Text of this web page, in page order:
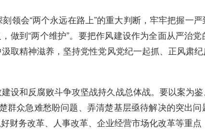
领会“两个永远在路上”的重大判断，牢牢把握一
做到“两个维护”。要把作风建设作为全面从严治
取精神滋养，坚持党性党风党纪一起抓、正风肃
设和反腐败斗争攻坚战持久战总体战。要以案为
群众急难愁盼问题、弄清楚基层亟待解决的突出
务改革、人事改革、企业经营市场化改革等重点